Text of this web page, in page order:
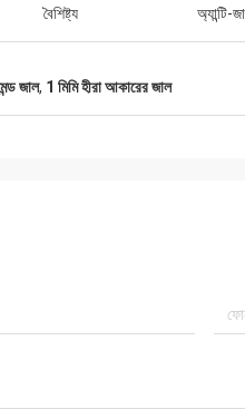
বৈশিষ্ট্য অ্যান্টি-
জাল, 1 মিমি হীরা আকারের জাল